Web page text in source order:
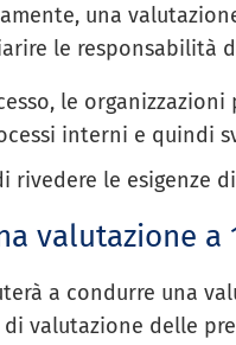
una
le responsabilità
le
interni e quindi
rivedere le esigenze
valutazione a
a condurre una
valutazione delle